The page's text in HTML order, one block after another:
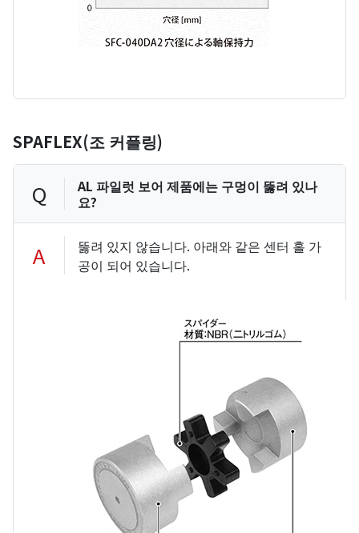
SPAFLEX(조 커플링)
Q
AL 파일럿 보어 제품에는 구멍이 뚫려 있나
요?
A
뚫려 있지 않습니다. 아래와 같은 센터 홀 가
공이 되어 있습니다.